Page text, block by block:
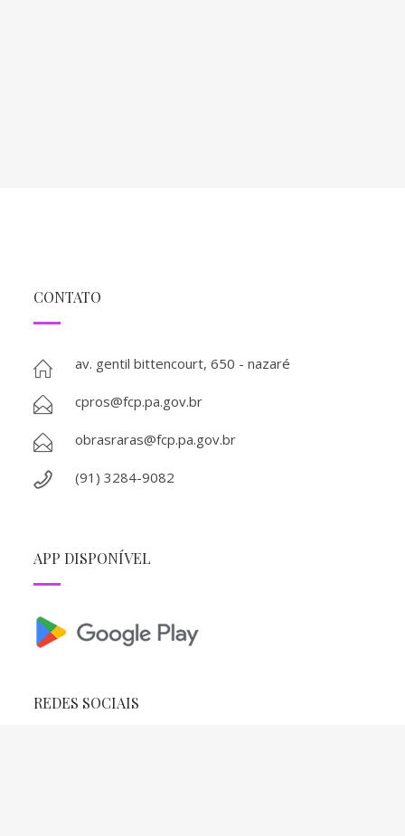
CONTATO
av. gentil bittencourt, 650 - nazaré
cpros@fcp.pa.gov.br
obrasraras@fcp.pa.gov.br
(91) 3284-9082
APP DISPONÍVEL
REDES SOCIAIS